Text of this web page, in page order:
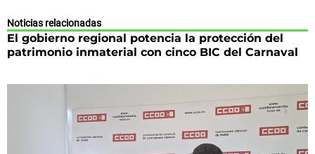
Noticias relacionadas
El gobierno regional potencia la protección del
patrimonio inmaterial con cinco BIC del Carnaval